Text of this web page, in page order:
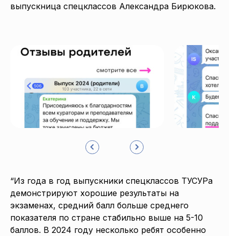
выпускница спецклассов Александра Бирюкова.
“Из года в год выпускники спецклассов ТУСУРа
демонстрируют хорошие результаты на
экзаменах, средний балл больше среднего
показателя по стране стабильно выше на 5-10
баллов. В 2024 году несколько ребят особенно